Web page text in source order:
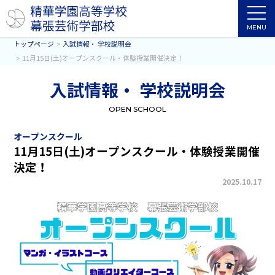
MENU
トップページ
入試情報・ 学校説明会
11月15日(土)オープンスクール・体験授業開催決定！
入試情報・ 学校説明会
OPEN SCHOOL
オープンスクール
11月15日(土)オープンスクール・体験授業開催
決定！
2025.10.17